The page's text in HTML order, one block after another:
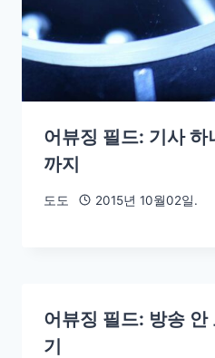
어뷰징 필드: 기사 하
까지
도도 2015년 10월02일.
어뷰징 필드: 방송 안
기